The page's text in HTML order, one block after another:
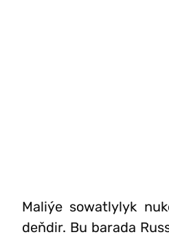
Maliýe sowatlylyk
deňdir. Bu barada